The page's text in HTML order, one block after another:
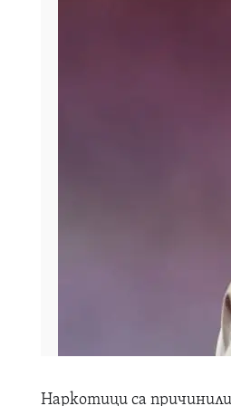
Наркотици са